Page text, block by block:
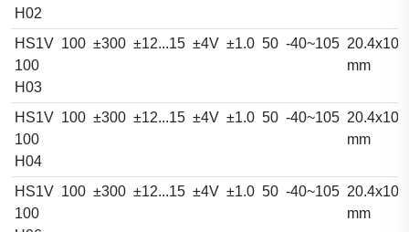
H02
HS1V
100
H03
100 ±300 ±12...15 ±4V ±1.0 50 -40~105
mm
HS1V
100
H04
100 ±300 ±12...15 ±4V ±1.0 50 -40~105
mm
HS1V
100
100 ±300 ±12...15 ±4V ±1.0 50 -40~105
mm